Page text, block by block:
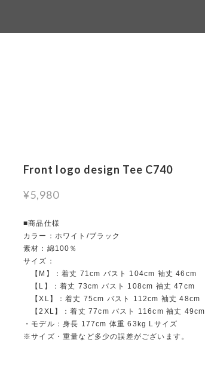
Front logo design Tee C740
¥5,980
■商品仕様
カラー：ホワイト/ブラック
素材：綿100％
サイズ：
【M】：着丈 71cm バスト 104cm 袖丈 46cm
【L】：着丈 73cm バスト 108cm 袖丈 47cm
【XL】：着丈 75cm バスト 112cm 袖丈 48cm
【2XL】：着丈 77cm バスト 116cm 袖丈 49cm
・モデル：身長 177cm 体重 63kg Lサイズ
※サイズ・重量など多少の誤差がございます。